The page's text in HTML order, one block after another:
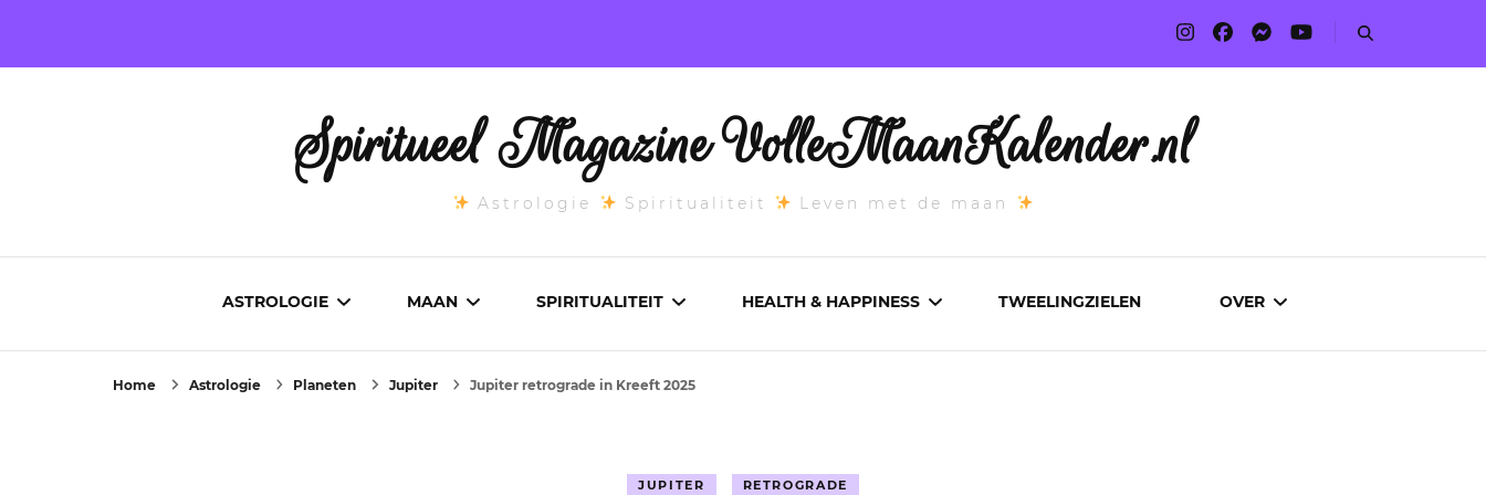
Spiritueel Magazine VolleMaanKalender.nl
Astrologie Spiritualiteit Leven met de maan
ASTROLOGIE MAAN SPIRITUALITEIT HEALTH & HAPPINESS TWEELINGZIELEN OVER
Home Astrologie Planeten Jupiter Jupiter retrograde in Kreeft 2025
JUPITER RETROGRADE